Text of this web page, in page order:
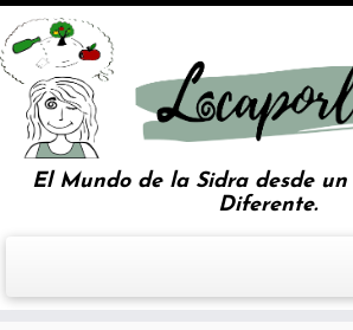
El Mundo de la Sidra desde
Diferente.